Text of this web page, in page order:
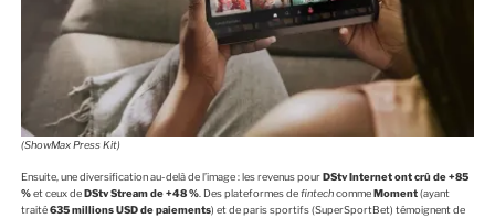
(ShowMax Press Kit)
Ensuite, une diversification au-delà de l’image : les revenus pourDStv Internet ont crû de +85
%et ceux deDStv Stream de +48 %. Des plateformes defintechcommeMoment(ayant
traité635 millions USD de paiements) et de paris sportifs (SuperSportBet) témoignent de